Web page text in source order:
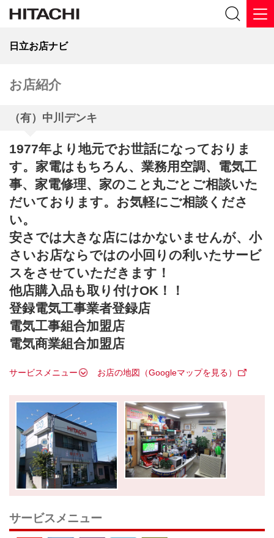
日立お店ナビ
お店紹介
（有）中川デンキ
1977年より地元でお世話になっておりま
す。家電はもちろん、業務用空調、電気工
事、家電修理、家のこと丸ごとご相談いた
だいております。お気軽にご相談くださ
い。
安さでは大きな店にはかないませんが、小
さいお店ならではの小回りの利いたサービ
スをさせていただきます！
他店購入品も取り付けOK！！
登録電気工事業者登録店
電気工事組合加盟店
電気商業組合加盟店
サービスメニュー お店の地図（Googleマップを見る）
サービスメニュー